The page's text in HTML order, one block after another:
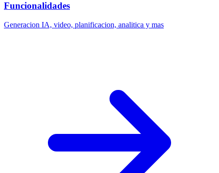
Funcionalidades
Generacion IA, video, planificacion, analitica y mas